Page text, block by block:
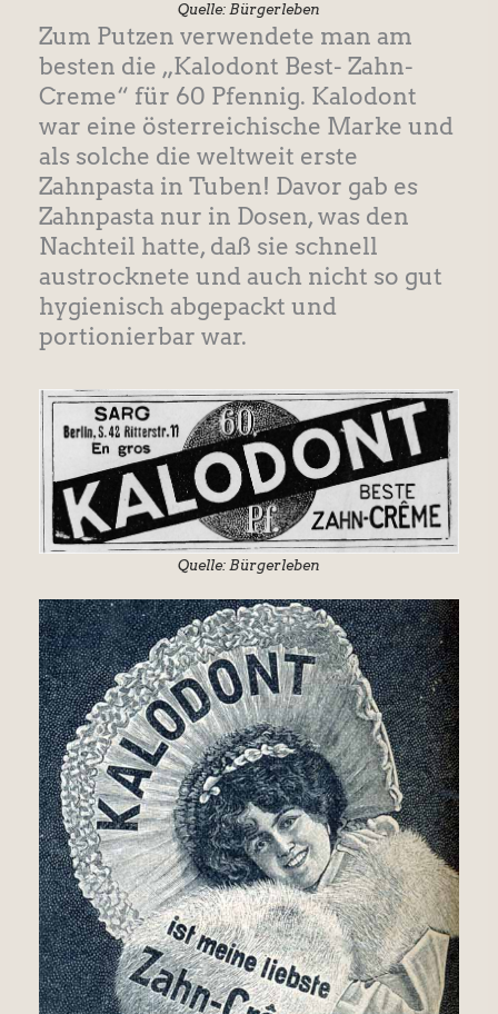
Quelle: Bürgerleben
Zum Putzen verwendete man am
besten die „Kalodont Best- Zahn-
Creme“ für 60 Pfennig. Kalodont
war eine österreichische Marke und
als solche die weltweit erste
Zahnpasta in Tuben! Davor gab es
Zahnpasta nur in Dosen, was den
Nachteil hatte, daß sie schnell
austrocknete und auch nicht so gut
hygienisch abgepackt und
portionierbar war.
Quelle: Bürgerleben